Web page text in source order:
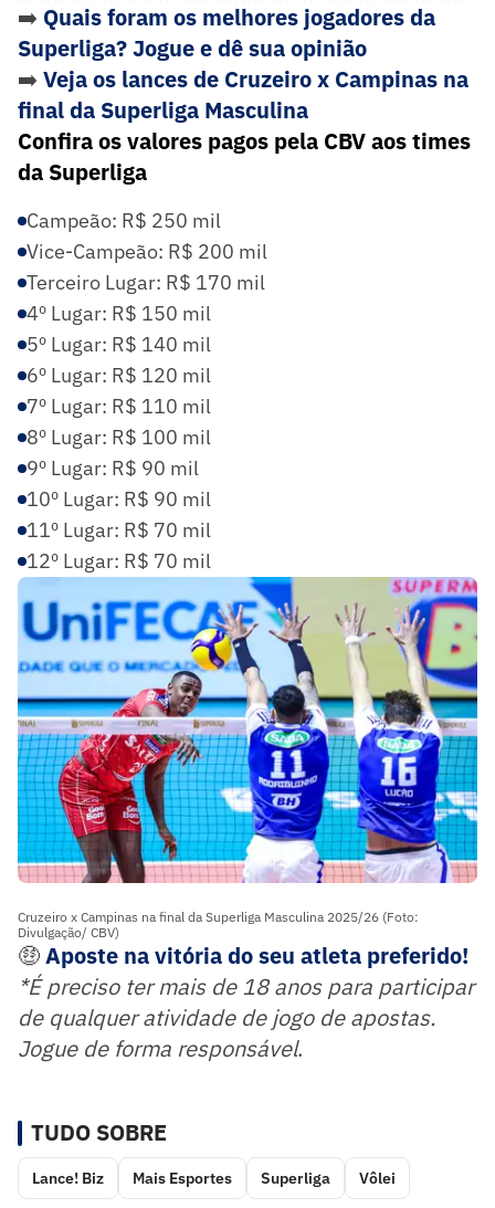
➡️ Quais foram os melhores jogadores da
Superliga? Jogue e dê sua opinião
➡️ Veja os lances de Cruzeiro x Campinas na
final da Superliga Masculina
Confira os valores pagos pela CBV aos times
da Superliga
Campeão: R$ 250 mil
Vice-Campeão: R$ 200 mil
Terceiro Lugar: R$ 170 mil
4º Lugar: R$ 150 mil
5º Lugar: R$ 140 mil
6º Lugar: R$ 120 mil
7º Lugar: R$ 110 mil
8º Lugar: R$ 100 mil
9º Lugar: R$ 90 mil
10º Lugar: R$ 90 mil
11º Lugar: R$ 70 mil
12º Lugar: R$ 70 mil
Cruzeiro x Campinas na final da Superliga Masculina 2025/26 (Foto:
Divulgação/ CBV)
🤑Aposte na vitória do seu atleta preferido!
*É preciso ter mais de 18 anos para participar
de qualquer atividade de jogo de apostas.
Jogue de forma responsável.
TUDO SOBRE
Lance! Biz Mais Esportes Superliga Vôlei